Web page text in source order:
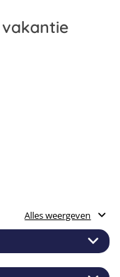
Alles weergeven